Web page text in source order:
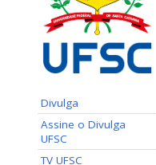
Divulga
Assine o Divulga
UFSC
TV UFSC